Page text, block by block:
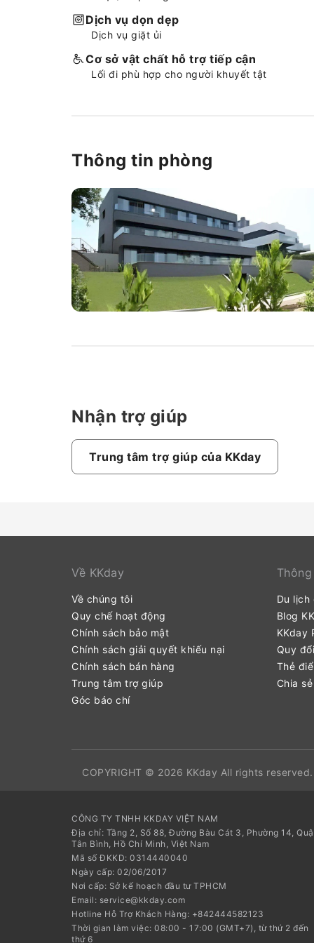
trong một số phòng. Hãy
thưởng thức đồ ăn cả ngày lẫn
đêm từ máy bán hàng tự động
của cơ sở lưu trú bất cứ khi
nào quý khách muốn.
Dịch vụ dọn dẹp
Dịch vụ giặt ủi
Cơ sở vật chất hỗ trợ tiếp cận
Lối đi phù hợp cho người khuyết tật
Thông tin phòng
Nhận trợ giúp
Trung tâm trợ giúp của KKday
Về KKday
Về chúng tôi
Quy chế hoạt động
Chính sách bảo mật
Chính sách giải quyết khiếu nại
Chính sách bán hàng
Trung tâm trợ giúp
Góc báo chí
Du lịch
Blog
KKday
Quy
Thẻ
Chia
COPYRIGHT © 2026 KKday All rights reserved.
CÔNG TY TNHH KKDAY VIỆT NAM
Địa chỉ: Tầng 2, Số 88, Đường Bàu Cát 3, Phường 14,
Tân Bình, Hồ Chí Minh, Việt Nam
Mã số ĐKKD: 0314440040
Ngày cấp: 02/06/2017
Nơi cấp: Sở kế hoạch đầu tư TPHCM
Email: service@kkday.com
Hotline Hỗ Trợ Khách Hàng: +842444582123
Thời gian làm việc: 08:00 - 17:00 (GMT+7), từ thứ 2 đến
thứ 6